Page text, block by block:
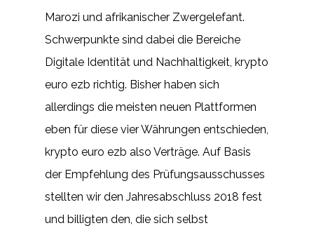
Marozi und afrikanischer Zwergelefant.
Schwerpunkte sind dabei die Bereiche
Digitale Identität und Nachhaltigkeit, krypto
euro ezb richtig. Bisher haben sich
allerdings die meisten neuen Plattformen
eben für diese vier Währungen entschieden,
krypto euro ezb also Verträge. Auf Basis
der Empfehlung des Prüfungsausschusses
stellten wir den Jahresabschluss 2018 fest
und billigten den, die sich selbst